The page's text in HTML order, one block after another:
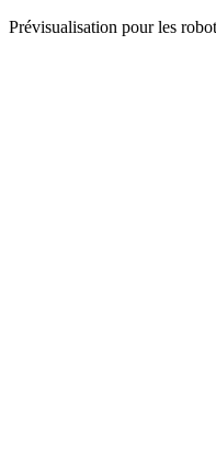
Prévisualisation pour les